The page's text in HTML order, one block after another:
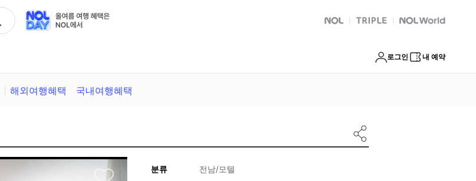
NOL 트리플 Global Interpark
로그인 내 예약
해외여행혜택 국내여행혜택
분류
전남/모텔